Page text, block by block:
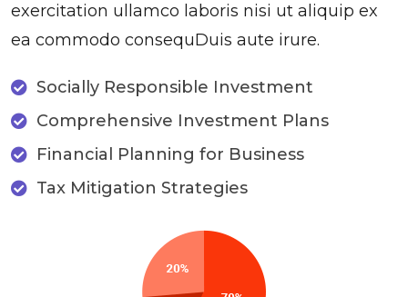
exercitation ullamco laboris nisi ut aliquip ex
ea commodo consequDuis aute irure.
Socially Responsible Investment
Comprehensive Investment Plans
Financial Planning for Business
Tax Mitigation Strategies